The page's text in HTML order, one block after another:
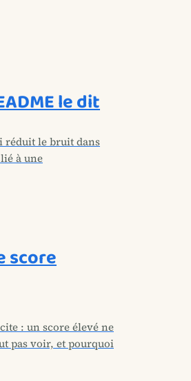
le dit
réduit le bruit dans
à une
score
: un score élevé ne
pas voir, et pourquoi